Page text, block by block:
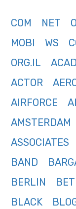
COM NET
MOBI
WS
ORG.IL
ACTOR
AIRFORCE
AMSTERDAM
ASSOCIATES
BAND
BERLIN
BET
BLACK